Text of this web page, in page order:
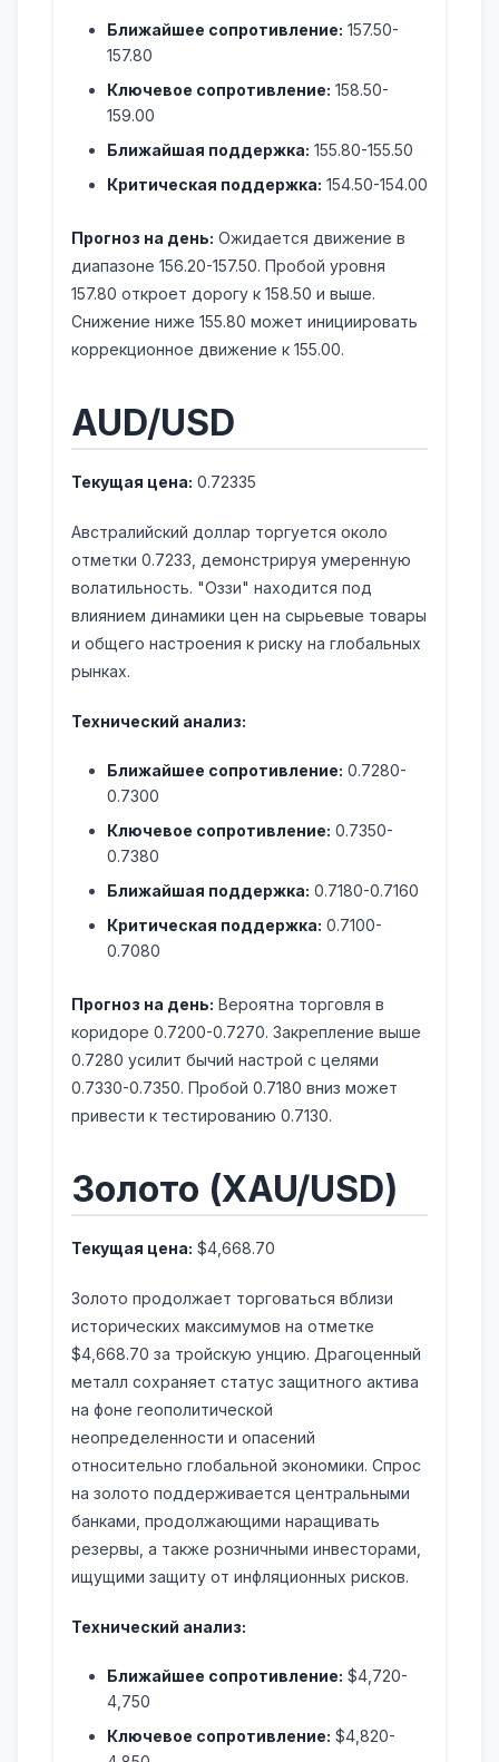
Ближайшее сопротивление: 157.50-
157.80
Ключевое сопротивление: 158.50-
159.00
Ближайшая поддержка: 155.80-155.50
Критическая поддержка: 154.50-154.00
Прогноз на день: Ожидается движение в
диапазоне 156.20-157.50. Пробой уровня
157.80 откроет дорогу к 158.50 и выше.
Снижение ниже 155.80 может инициировать
коррекционное движение к 155.00.
AUD/USD
Текущая цена: 0.72335
Австралийский доллар торгуется около
отметки 0.7233, демонстрируя умеренную
волатильность. "Оззи" находится под
влиянием динамики цен на сырьевые товары
и общего настроения к риску на глобальных
рынках.
Технический анализ:
Ближайшее сопротивление: 0.7280-
0.7300
Ключевое сопротивление: 0.7350-
0.7380
Ближайшая поддержка: 0.7180-0.7160
Критическая поддержка: 0.7100-
0.7080
Прогноз на день: Вероятна торговля в
коридоре 0.7200-0.7270. Закрепление выше
0.7280 усилит бычий настрой с целями
0.7330-0.7350. Пробой 0.7180 вниз может
привести к тестированию 0.7130.
Золото (XAU/USD)
Текущая цена: $4,668.70
Золото продолжает торговаться вблизи
исторических максимумов на отметке
$4,668.70 за тройскую унцию. Драгоценный
металл сохраняет статус защитного актива
на фоне геополитической
неопределенности и опасений
относительно глобальной экономики. Спрос
на золото поддерживается центральными
банками, продолжающими наращивать
резервы, а также розничными инвесторами,
ищущими защиту от инфляционных рисков.
Технический анализ:
Ближайшее сопротивление: $4,720-
4,750
Ключевое сопротивление: $4,820-